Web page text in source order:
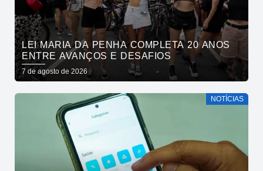
LEI MARIA DA PENHA COMPLETA 20 ANOS
ENTRE AVANÇOS E DESAFIOS
7 de agosto de 2026
NOTÍCIAS